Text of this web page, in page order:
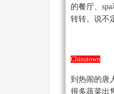
的餐厅、
转转。说不
Chinatown
到热闹的唐
很多蔬菜出